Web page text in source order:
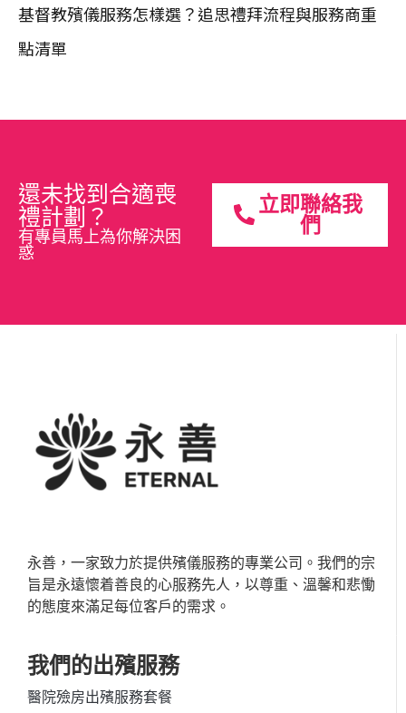
基督教殯儀服務怎樣選？追思禮拜流程與服務商重
點清單
還未找到合適喪
禮計劃？
有專員馬上為你解決困
惑
立即聯絡我
們
永善，一家致力於提供殯儀服務的專業公司。我們的宗
旨是永遠懷着善良的心服務先人，以尊重、溫馨和悲慟
的態度來滿足每位客戶的需求。
我們的出殯服務
醫院殮房出殯服務套餐